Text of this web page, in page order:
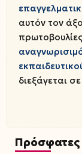
αυτόν τον
διεξάγεται
Πρόσφατες